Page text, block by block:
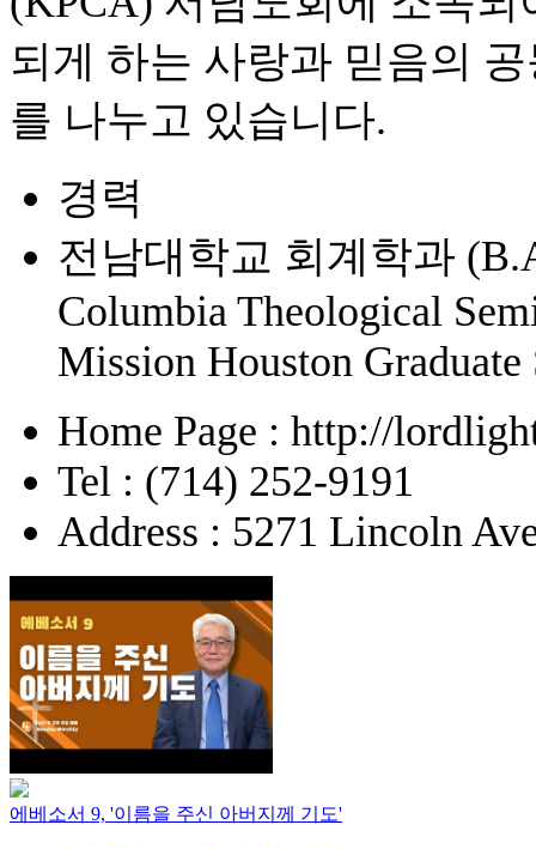
되게 하는 사랑과 믿음의
를 나누고 있습니다.
경력
전남대학교 회계학과
Columbia Theological
Mission Houston
Home Page : http://
Tel : (714) 252-9191
Address : 5271 Lincoln
에베소서 9, '이름을 주신 아버지께 기도'